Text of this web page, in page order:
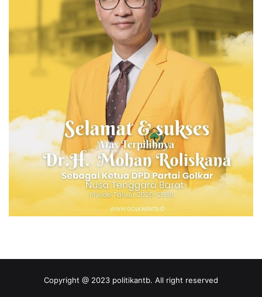
Copyright @ 2023 politikantb. All right reserved